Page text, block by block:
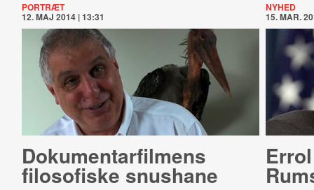
PORTRÆT
12. MAJ 2014 | 13:31
Do­ku­men­tar­fil­mens
filosofiske snushane
NYHED
15. MAR.